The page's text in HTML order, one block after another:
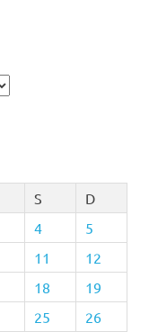
S
D
4
5
11
12
18
19
25 26